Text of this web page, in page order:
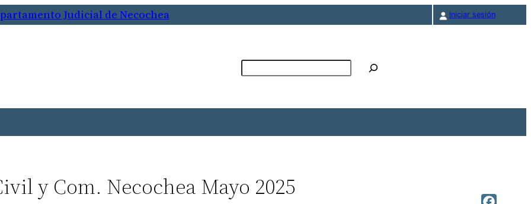
Judicial de Necochea Iniciar sesión
y Com. Necochea Mayo 2025